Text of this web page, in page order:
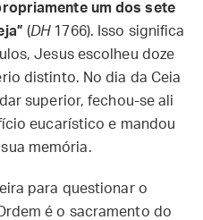
um dos sete
(DH1766). Isso significa
Jesus escolheu doze
distinto. No dia da Ceia
superior, fechou-se ali
eucarístico e mandou
memória.
para questionar o
é o sacramento do